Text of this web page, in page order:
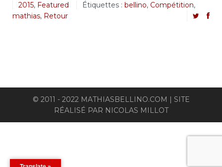
2015, Featured Étiquettes : bellino, Compétition,
mathias, Retour
© 2011 - 2022 MATHIASBELLINO.COM | SITE
RÉALISÉ PAR NICOLAS MILLOT